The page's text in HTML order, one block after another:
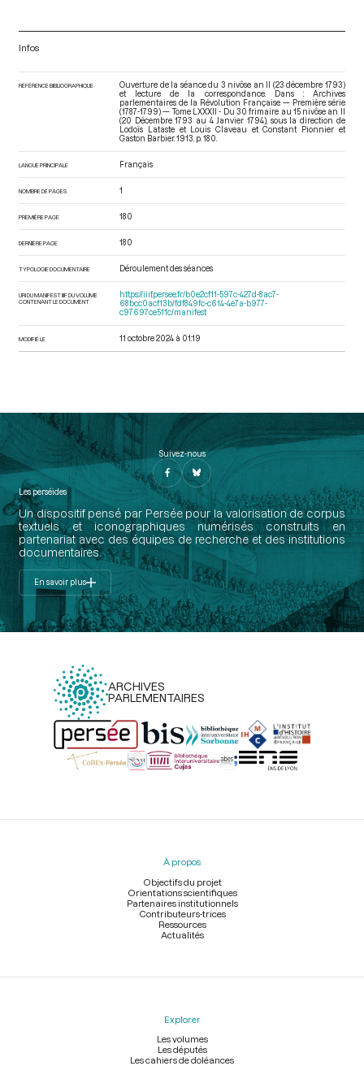
Infos
RÉFÉRENCE BIBLIOGRAPHIQUE
Ouverture de la séance du 3 nivôse an II (23 décembre 1793)
et lecture de la correspondance. Dans : Archives
parlementaires de la Révolution Française — Première série
(1787-1799) — Tome LXXXII - Du 30 frimaire au 15 nivôse an II
(20 Décembre 1793 au 4 Janvier 1794) , sous la direction de
Lodoïs Lataste et Louis Claveau et Constant Pionnier et
Gaston Barbier. 1913. p. 180.
LANGUE PRINCIPALE Français
NOMBRE DE PAGES 1
PREMIÈRE PAGE 180
DERNIÈRE PAGE 180
TYPOLOGIE DOCUMENTAIRE Déroulement des séances
URI DU MANIFEST IIIF DU VOLUME
CONTENANT LE DOCUMENT
https://iiif.persee.fr/b0e2cf11-597c-427d-8ac7-
68bcc0acf13b/fdf849fc-c614-4e7a-b977-
c97697ce511c/manifest
MODIFIÉ LE 11 octobre 2024 à 01:19
Suivez-nous
Les perséides
Un dispositif pensé par Persée pour la valorisation de corpus
textuels et iconographiques numérisés construits en
partenariat avec des équipes de recherche et des institutions
documentaires.
En savoir plus
ARCHIVES
PARLEMENTAIRES
Menu
À propos
Objectifs du projet
Orientations scientifiques
Partenaires institutionnels
Contributeurs-trices
Ressources
Actualités
Explorer
Les volumes
Les députés
Les cahiers de doléances